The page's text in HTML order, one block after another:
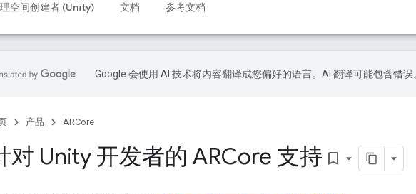
空间创建者 (Unity) 文档 参考文档
Google 会使用 AI 技术将内容翻译成您偏好的语言。AI 翻译可能包含错误
产品 ARCore
对 Unity 开发者的 ARCore 支持 bookmark_border